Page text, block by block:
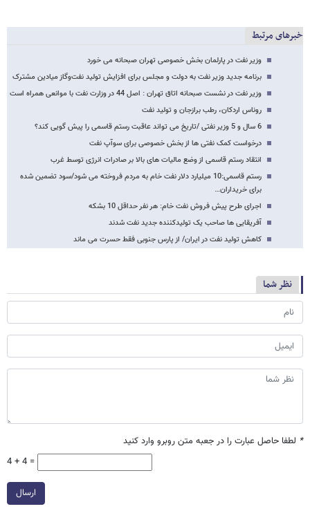
خبرهای مرتبط
وزیر نفت در پارلمان بخش خصوصی تهران صبحانه می خورد
برنامه جدید وزیر نفت به دولت و مجلس برای افزایش تولید نفت‌وگاز میادین مشترک
وزیر نفت در نشست صبحانه اتاق تهران : اصل 44 در وزارت نفت با موانعی همراه است
روناس اردکان، رطب برازجان و تولید نفت
6 سال و 5 وزیر نفتی /تاریخ می تواند عاقبت رستم قاسمی را پیش گویی کند؟
درخواست کمک نفتی ها از بخش خصوصی برای سوآپ نفت
انتقاد رستم قاسمی از وضع مالیات های بالا بر صادرات انرژی توسط غرب
رستم قاسمی:10 میلیارد دلار نفت خام به مردم فروخته می شود/سود تضمین شده
برای خریداران…
اجرای طرح پیش فروش نفت خام: هر نفر حداقل 10 بشکه
آفریقایی ها صاحب یک تولیدکننده جدید نفت شدند
کاهش تولید نفت در ایران/ از پارس جنوبی فقط حسرت می ماند
نظر شما
* لطفا حاصل عبارت را در جعبه متن روبرو وارد کنید
4 + 4 =
ارسال